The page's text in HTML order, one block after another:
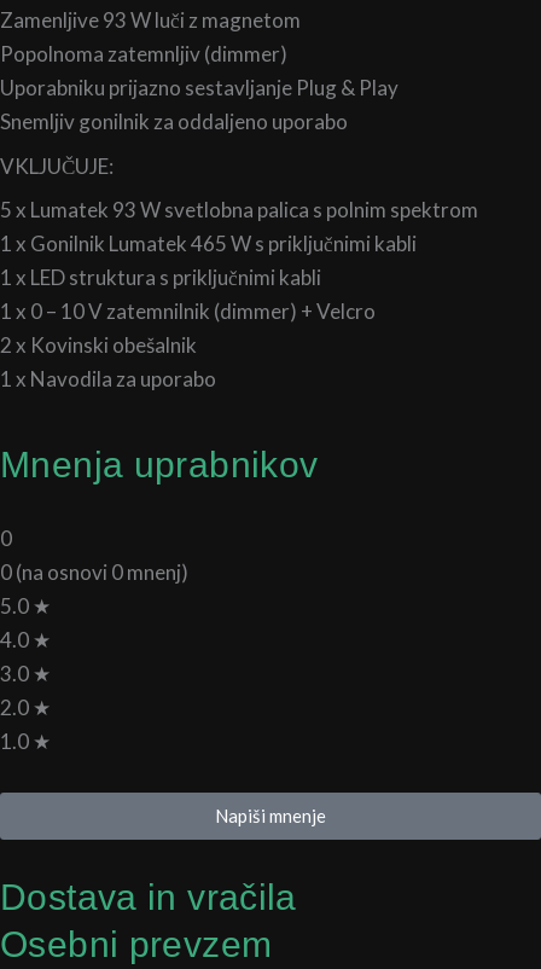
Zamenljive 93 W luči z magnetom
Popolnoma zatemnljiv (dimmer)
Uporabniku prijazno sestavljanje Plug & Play
Snemljiv gonilnik za oddaljeno uporabo
VKLJUČUJE:
5 x Lumatek 93 W svetlobna palica s polnim spektrom
1 x Gonilnik Lumatek 465 W s priključnimi kabli
1 x LED struktura s priključnimi kabli
1 x 0 – 10 V zatemnilnik (dimmer) + Velcro
2 x Kovinski obešalnik
1 x Navodila za uporabo
Mnenja uprabnikov
0
0 (na osnovi 0 mnenj)
5.0 ★
4.0 ★
3.0 ★
2.0 ★
1.0 ★
Napiši mnenje
Dostava in vračila
Osebni prevzem